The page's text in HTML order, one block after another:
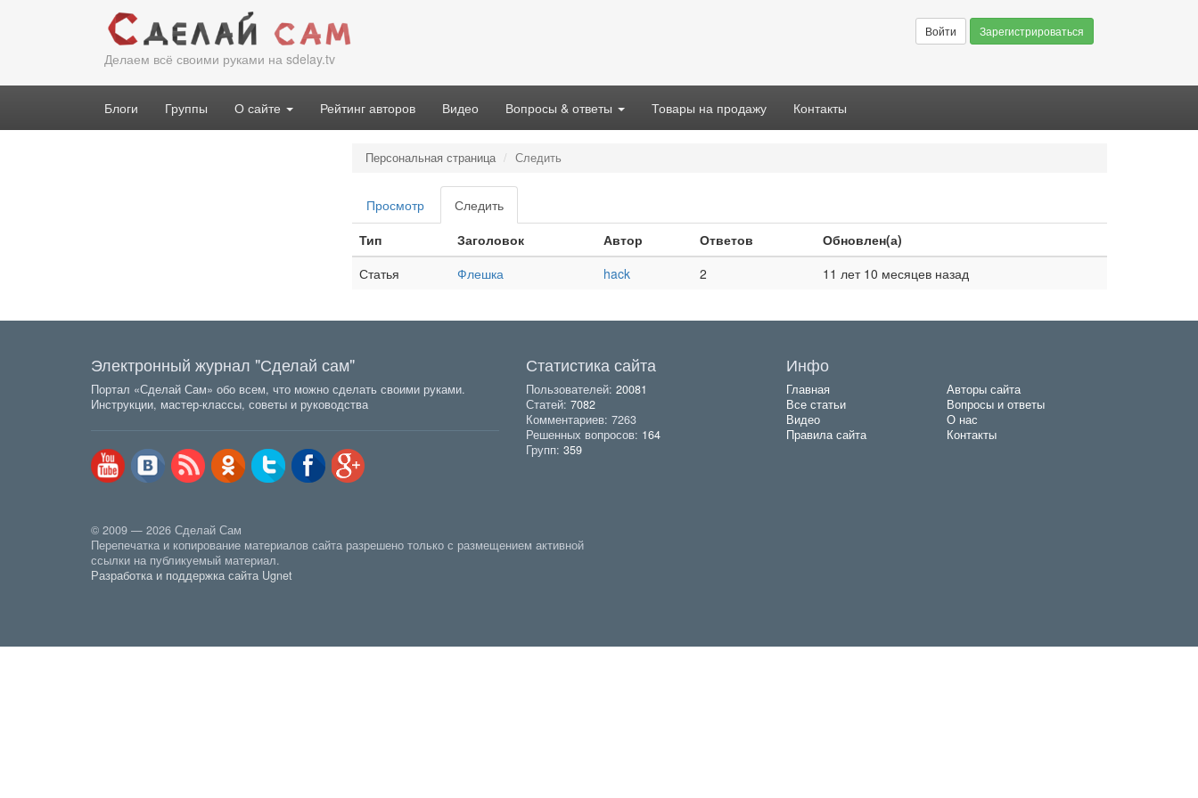
Делаем всё своими руками на sdelay.tv
Войти Зарегистрироваться
Блоги Группы О сайте Рейтинг авторов Видео Вопросы & ответы Товары на продажу Контакты
Персональная страница Следить
Главные
вкладки
Просмотр Следить(активная
вкладка)
Тип
Заголовок Автор Ответов
Обновлен(а)
Статья
Флешка hack 2 11 лет 10 месяцев назад
Электронный журнал "Сделай сам"
Портал «Сделай Сам» обо всем, что можно сделать своими руками.
Инструкции, мастер-классы, советы и руководства
Статистика сайта
Пользователей: 20081
Статей: 7082
Комментариев: 7263
Решенных вопросов: 164
Групп: 359
Инфо
Главная
Авторы сайта
Все статьи
Вопросы и ответы
Видео
О нас
Правила сайта
Контакты
© 2009 — 2026 Сделай Сам
Перепечатка и копирование материалов сайта разрешено только с размещением активной
ссылки на публикуемый материал.
Разработка и поддержка сайта Ugnet